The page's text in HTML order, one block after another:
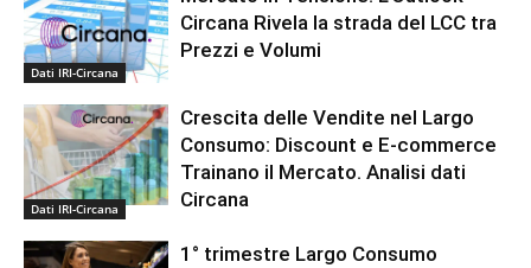
Dati IRI-Circana
Circana Rivela la strada del LCC tra
Prezzi e Volumi
Dati IRI-Circana
Crescita delle Vendite nel Largo
Consumo: Discount e E-commerce
Trainano il Mercato. Analisi dati
Circana
1° trimestre Largo Consumo